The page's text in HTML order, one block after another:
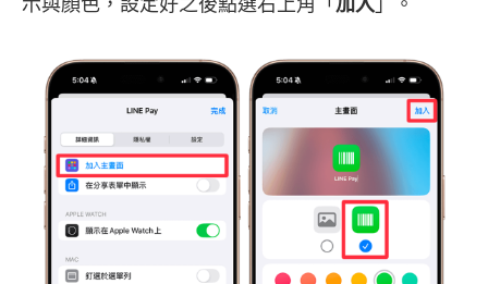
示與顏色，設定好之後點選右上角「 加入 」。